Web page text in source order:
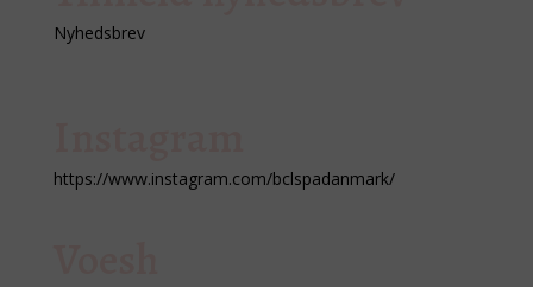
Nyhedsbrev
https://www.instagram.com/bclspadanmark/